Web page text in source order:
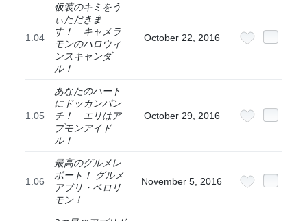
1.04
仮装のキミをう
ぃただきま
す！ キャメラ
モンのハロウィ
ンスキャンダ
ル！
October 22, 2016
1.05
あなたのハート
にドッカンパン
チ！ エリはア
プモンアイド
ル！
October 29, 2016
1.06
最高のグルメレ
ポート！ グルメ
アプリ・ペロリ
モン！
November 5, 2016